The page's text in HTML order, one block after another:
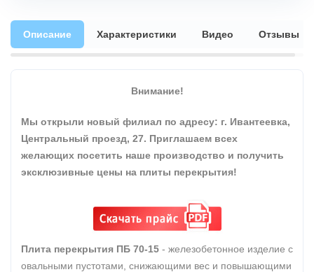
Описание Характеристики Видео Отзывы
Внимание!
Мы открыли новый филиал по адресу: г. Ивантеевка,
Центральный проезд, 27. Приглашаем всех
желающих посетить наше производство и получить
эксклюзивные цены на плиты перекрытия!
Плита перекрытия ПБ 70-15 - железобетонное изделие с
овальными пустотами, снижающими вес и повышающими